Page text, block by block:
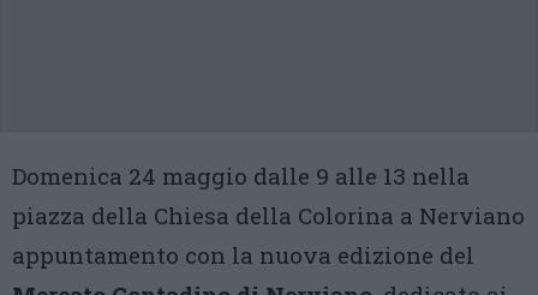
Domenica 24 maggio dalle 9 alle 13 nella
piazza della Chiesa della Colorina a Nerviano
appuntamento con la nuova edizione del